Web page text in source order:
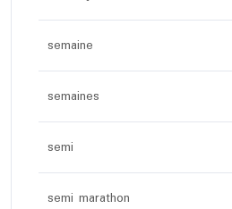
semaine
semaines
semi
semi marathon